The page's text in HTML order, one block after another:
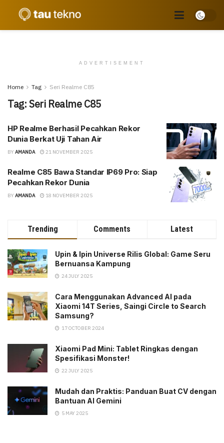
ADVERTISEMENT
Home Tag Seri Realme C85
Tag:Seri Realme C85
HP Realme Berhasil Pecahkan Rekor
Dunia Berkat Uji Tahan Air
BY AMANDA 21 NOVEMBER 2025
Realme C85 Bawa Standar IP69 Pro: Siap
Pecahkan Rekor Dunia
BY AMANDA 18 NOVEMBER 2025
Trending Comments Latest
Upin & Ipin Universe Rilis Global: Game Seru
Bernuansa Kampung
24 JULY 2025
Cara Menggunakan Advanced AI pada
Xiaomi 14T Series, Saingi Circle to Search
Samsung?
17 OCTOBER 2024
Xiaomi Pad Mini: Tablet Ringkas dengan
Spesifikasi Monster!
22 JULY 2025
Mudah dan Praktis: Panduan Buat CV dengan
Bantuan AI Gemini
5 MAY 2025